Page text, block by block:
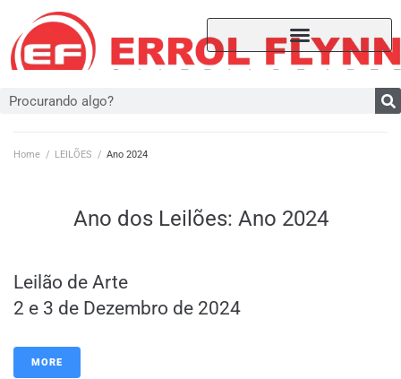
Home / LEILÕES / Ano 2024
Ano dos Leilões: Ano 2024
Leilão de Arte
2 e 3 de Dezembro de 2024
MORE